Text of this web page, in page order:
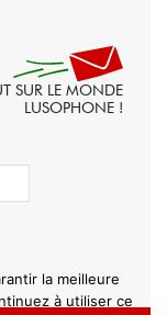
SUR LE MONDE
LUSOPHONE !
la meilleure
à utiliser ce